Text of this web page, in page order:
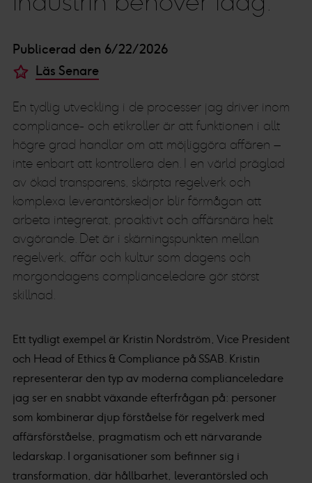
Publicerad den 6/22/2026
Läs Senare
En tydlig utveckling i de processer jag driver inom
compliance- och etikroller är att funktionen i allt
högre grad handlar om att möjliggöra affären –
inte enbart att kontrollera den. I en värld präglad
av ökad transparens, skärpta regelverk och
komplexa leverantörskedjor blir förmågan att
arbeta integrerat, proaktivt och affärsnära helt
avgörande. Det är i skärningspunkten mellan
regelverk, affär och kultur som dagens och
morgondagens complianceledare gör störst
skillnad.
Ett tydligt exempel är Kristin Nordström, Vice President
och Head of Ethics & Compliance på SSAB. Kristin
representerar den typ av moderna complianceledare
jag ser en snabbt växande efterfrågan på: personer
som kombinerar djup förståelse för regelverk med
affärsförståelse, pragmatism och ett närvarande
ledarskap. I organisationer som befinner sig i
transformation, där hållbarhet, leverantörsled och